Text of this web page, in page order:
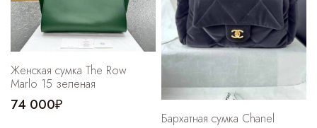
Женская сумка The Row
Marlo 15 зеленая
74 000₽
Бархатная сумка Chanel